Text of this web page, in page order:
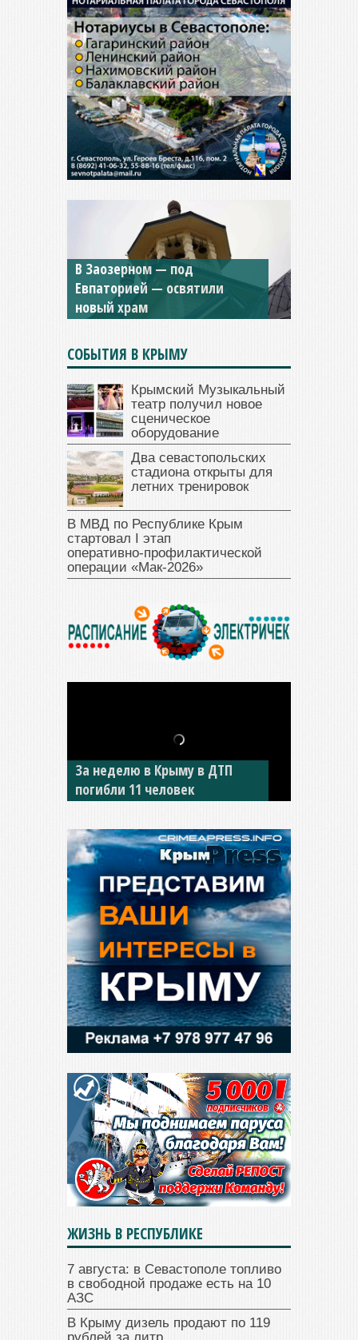
Мужской монастырь Косьмы
и Дамиана в Крыму вновь
открыт для посещения
СОБЫТИЯ В КРЫМУ
Крымский Музыкальный
театр получил новое
сценическое
оборудование
Два севастопольских
стадиона открыты для
летних тренировок
В МВД по Республике Крым
стартовал I этап
оперативно‑профилактической
операции «Мак‑2026»
В Джанкое водитель ВАЗа
сбил двух детей на «зебре»
ЖИЗНЬ В РЕСПУБЛИКЕ
7 августа: в Севастополе топливо
в свободной продаже есть на 10
АЗС
В Крыму дизель продают по 119